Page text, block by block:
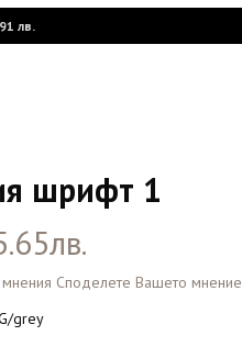
лв.
шрифт 1
Споделете Вашето мнение
grey